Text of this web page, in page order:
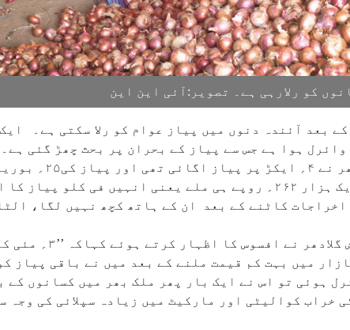
کو رلارہی ہے۔ تصویر:آئی این این
بعد آئندہ دنوں میں پیاز عوام کو رلا سکتی ہے۔
ہوا ہے جس سے پیاز کے بحران پر بحث چھڑ گئی
کے وروڈی گاؤں کے۴۵؍
میں فروخت کیلئے لائے تھے مگر انہیں صرف ایک ہزار ۲۶۲؍ روپے ہی ملے یعنی
کاٹنے کے بعد ان کے ہاتھ کچھ نہیں لگا،
کیں لیکن بازار میں بہت کم قیمت ملنے کے بعد میں نے باقی
ہوئی تو اس نے ایک بار پھر ملک بھر میں کسانوں کے
خراب کوالیٹی اور مارکیٹ میں زیادہ سپلائی کی وجہ